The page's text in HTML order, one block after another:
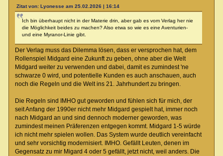
Zitat von: Lyonesse am 25.02.2026 | 16:14
Ich bin überhaupt nicht in der Materie drin, aber gab es vom Verlag her nie
die Möglichkeit beides zu machen? Also etwa so wie es eine Aventurien-
und eine Myranor-Linie gibt.
Der Verlag muss das Dilemma lösen, dass er versprochen hat, dem
Rollenspiel Midgard eine Zukunft zu geben, ohne aber die Welt
Midgard weiter zu verwenden und dabei, damit es zumindest 'ne
schwarze 0 wird, und potentielle Kunden es auch anschauen, auch
noch die Regeln und die Welt ins 21. Jahrhundert zu bringen.
Die Regeln sind IMHO gut geworden und fühlen sich für mich, der
seit Anfang der 1990er nicht mehr Midgard gespielt hat, immer noch
nach Midgard an und sind dennoch moderner geworden, was
zumindest meinen Präferenzen entgegen kommt. Midgard 1-5 würde
ich nicht mehr spielen wollen. Das System wurde deutlich vereinfacht
und sehr vorsichtig modernisiert. IMHO. Gefällt Leuten, denen im
Gegensatz zu mir Migard 4 oder 5 gefällt, jetzt nicht, weil anders. Die